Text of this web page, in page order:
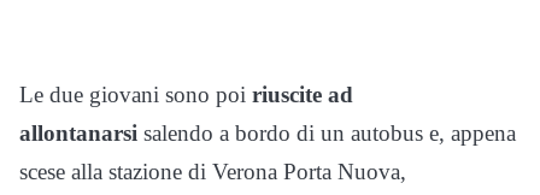
Le due giovani sono poi riuscite ad
allontanarsi salendo a bordo di un autobus e, appena
scese alla stazione di Verona Porta Nuova,